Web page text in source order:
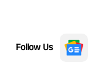
Follow Us